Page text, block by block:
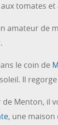
tomates et
amateur de
.
le coin de
Il
Menton, il
, une